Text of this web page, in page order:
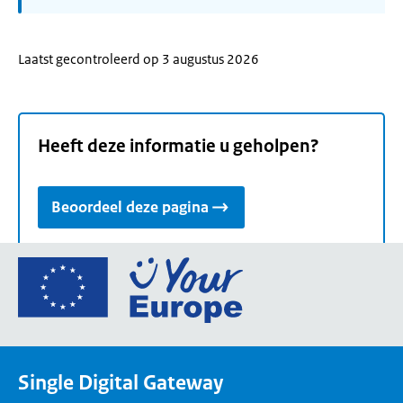
Laatst gecontroleerd op 3 augustus 2026
Heeft deze informatie u geholpen?
Beoordeel deze pagina
Ga
de
Single Digital Gateway